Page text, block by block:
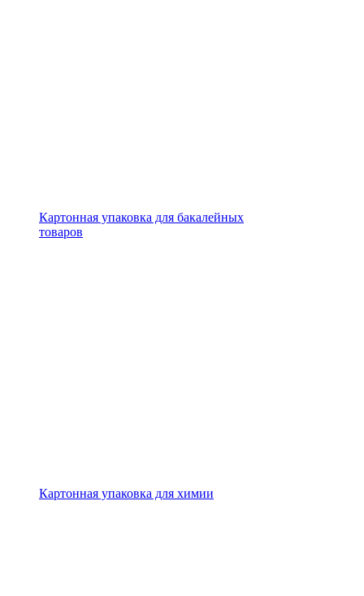
Картонная упаковка для бакалейных
товаров
Картонная упаковка для химии